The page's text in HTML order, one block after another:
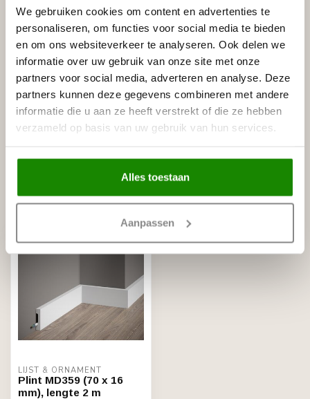
We gebruiken cookies om content en advertenties te
personaliseren, om functies voor social media te bieden
en om ons websiteverkeer te analyseren. Ook delen we
informatie over uw gebruik van onze site met onze
partners voor social media, adverteren en analyse. Deze
partners kunnen deze gegevens combineren met andere
informatie die u aan ze heeft verstrekt of die ze hebben
verzameld op basis van uw gebruik van hun services.
Alles toestaan
Aanpassen
Leverancier
Reviews
Tags
Gerelateerde producten
NMC
Recent bekeken
LIJST & ORNAMENT
Plint MD359 (70 x 16
mm), lengte 2 m